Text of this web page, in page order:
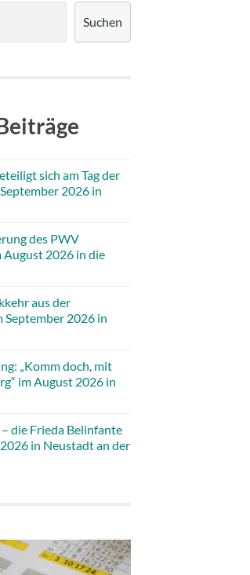
Suchen
sich am Tag der
2026 in
des PWV
2026 in die
aus der
September 2026 in
„Komm doch, mit
im August 2026 in
– die Frieda Belinfante
in Neustadt an der